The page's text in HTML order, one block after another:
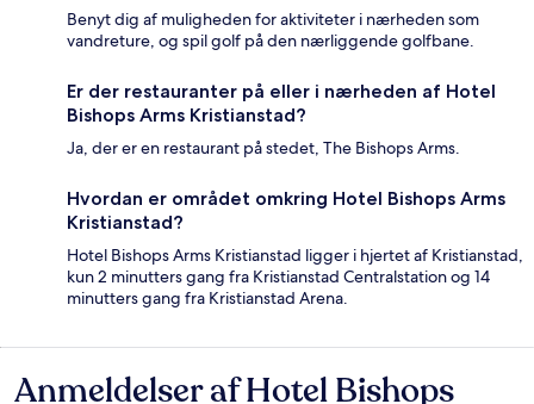
Benyt dig af muligheden for aktiviteter i nærheden som
vandreture, og spil golf på den nærliggende golfbane.
Er der restauranter på eller i nærheden af Hotel
Bishops Arms Kristianstad?
Ja, der er en restaurant på stedet, The Bishops Arms.
Hvordan er området omkring Hotel Bishops Arms
Kristianstad?
Hotel Bishops Arms Kristianstad ligger i hjertet af Kristianstad,
kun 2 minutters gang fra Kristianstad Centralstation og 14
minutters gang fra Kristianstad Arena.
Anmeldelser
Anmeldelser af Hotel Bishops